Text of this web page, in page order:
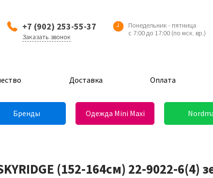
+7 (902) 253-55-37
Заказать звонок
Понедельник - пятница
с 7:00 до 17:00 (по мск. вр.)
Доставка Оплата
Бренды Одежда Mini Maxi
(152-164см) 22-9022-6(4)